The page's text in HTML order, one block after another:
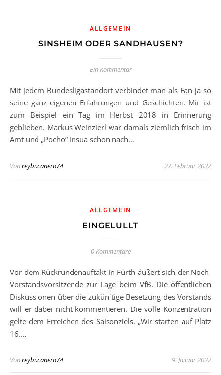
ALLGEMEIN
SINSHEIM ODER SANDHAUSEN?
Ein Kommentar
Mit jedem Bundesligastandort verbindet man als Fan ja so
seine ganz eigenen Erfahrungen und Geschichten. Mir ist
zum Beispiel ein Tag im Herbst 2018 in Erinnerung
geblieben. Markus Weinzierl war damals ziemlich frisch im
Amt und „Pocho“ Insua schon nach…
Vonreybucanero74 27. Februar 2022
ALLGEMEIN
EINGELULLT
0 Kommentare
Vor dem Rückrundenauftakt in Fürth äußert sich der Noch-
Vorstandsvorsitzende zur Lage beim VfB. Die öffentlichen
Diskussionen über die zukünftige Besetzung des Vorstands
will er dabei nicht kommentieren. Die volle Konzentration
gelte dem Erreichen des Saisonziels. „Wir starten auf Platz
16.…
Vonreybucanero74 9. Januar 2022